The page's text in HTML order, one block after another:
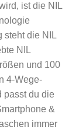
ist die NIL
steht die NIL
NIL
und 100
4-Wege-
passt du die
&
immer